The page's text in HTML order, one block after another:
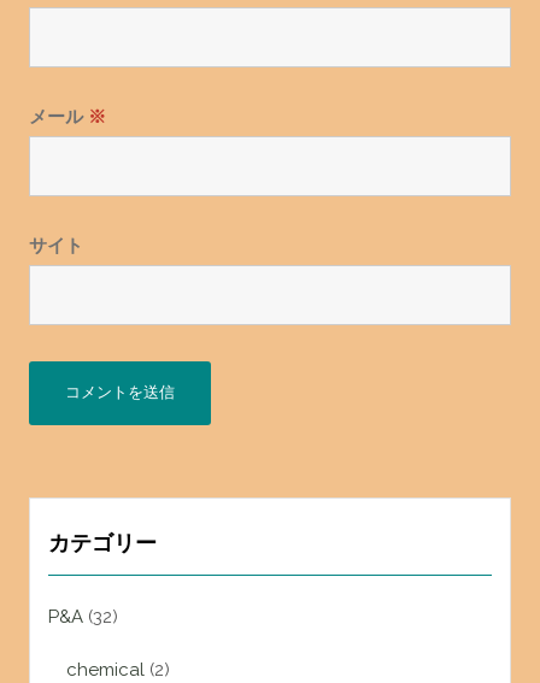
メール ※
サイト
カテゴリー
P&A(32)
chemical(2)